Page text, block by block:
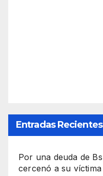
Entradas Recientes
Por una deuda de
cercenó a su